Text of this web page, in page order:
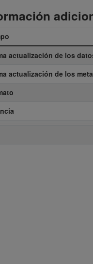
actualización de los
actualización de los